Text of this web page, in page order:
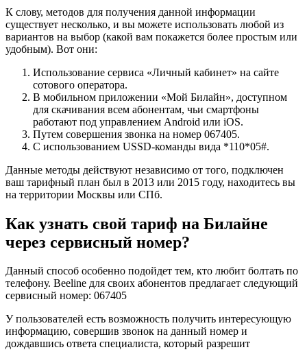
К слову, методов для получения данной информации
существует несколько, и вы можете использовать любой из
вариантов на выбор (какой вам покажется более простым или
удобным). Вот они:
Использование сервиса «Личный кабинет» на сайте
сотового оператора.
В мобильном приложении «Мой Билайн», доступном
для скачивания всем абонентам, чьи смартфоны
работают под управлением Android или iOS.
Путем совершения звонка на номер 067405.
С использованием USSD-команды вида *110*05#.
Данные методы действуют независимо от того, подключен
ваш тарифный план был в 2013 или 2015 году, находитесь вы
на территории Москвы или СПб.
Как узнать свой тариф на Билайне
через сервисный номер?
Данный способ особенно подойдет тем, кто любит болтать по
телефону. Beeline для своих абонентов предлагает следующий
сервисный номер: 067405
У пользователей есть возможность получить интересующую
информацию, совершив звонок на данный номер и
дождавшись ответа специалиста, который разрешит